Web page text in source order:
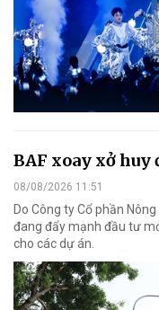
BAF xoay xở huy
08/08/2026 11:51
Do Công ty Cổ phần
đang đẩy mạnh đầu tư
cho các dự án.